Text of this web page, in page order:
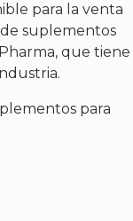
para la venta
suplementos
que tiene
para